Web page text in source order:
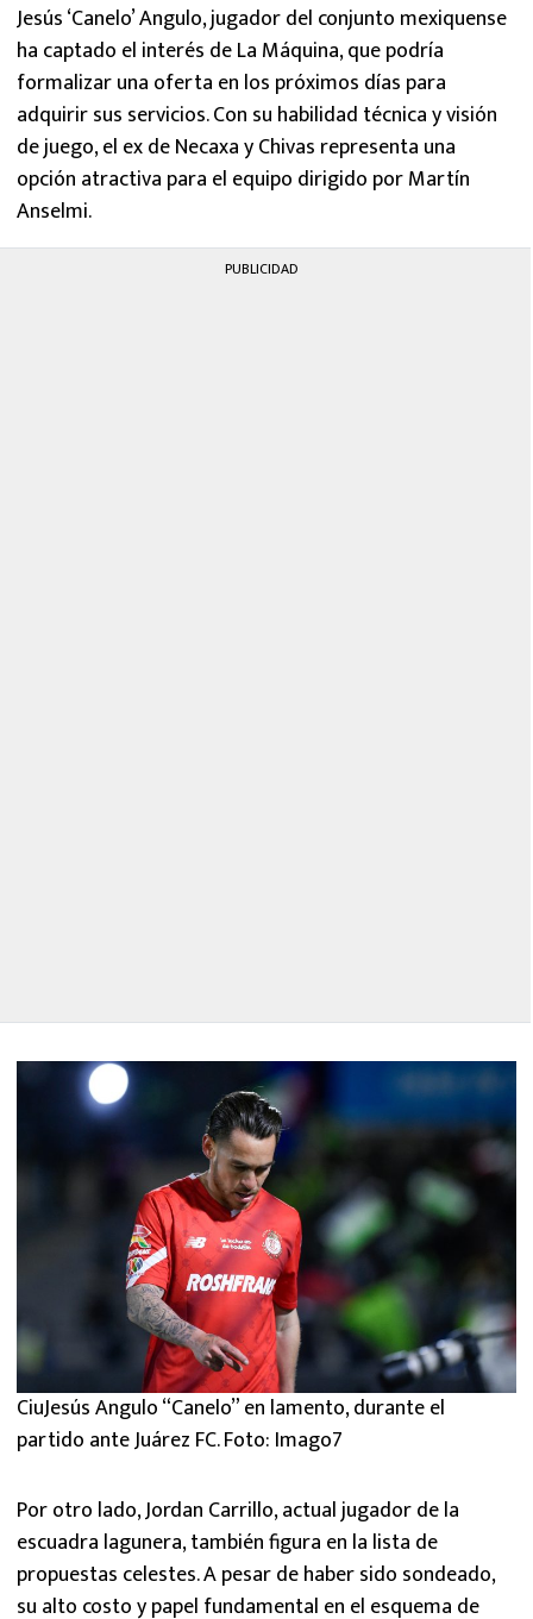
Jesús ‘Canelo’ Angulo, jugador del conjunto mexiquense
ha captado el interés de La Máquina, que podría
formalizar una oferta en los próximos días para
adquirir sus servicios. Con su habilidad técnica y visión
de juego, el ex de Necaxa y Chivas representa una
opción atractiva para el equipo dirigido por Martín
Anselmi.
PUBLICIDAD
CiuJesús Angulo “Canelo” en lamento, durante el
partido ante Juárez FC. Foto: Imago7
Por otro lado, Jordan Carrillo, actual jugador de la
escuadra lagunera, también figura en la lista de
propuestas celestes. A pesar de haber sido sondeado,
su alto costo y papel fundamental en el esquema de